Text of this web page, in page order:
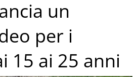
un
per i
15 ai 25 anni